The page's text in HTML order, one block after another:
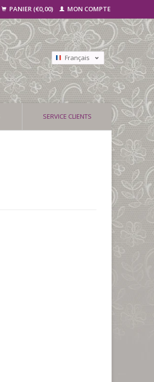
PANIER (€0,00) MON COMPTE
Français
Nederlands
Deutsch
SERVICE CLIENTS